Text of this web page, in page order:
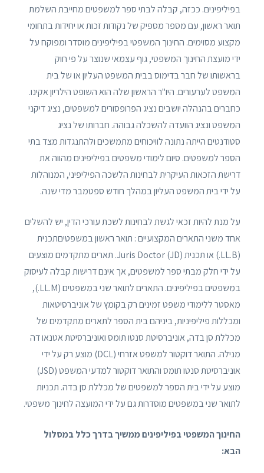
בפיליפינים. ככזה, קבלה לבתי ספר למשפטים מחייבת השלמת
תואר ראשון, עם מספר מספיק של נקודות זכות או יחידות בתחומי
מקצוע מסוימים. החינוך המשפטי בפיליפינים מוסדר ומפוקח על
ידי מועצת החינוך המשפטי, גוף עצמאי שנוצר על פי חוק
בראשותו של חבר בדימוס בבית המשפט העליון או של בית
המשפט לערעורים. היו"ר הראשון שלה הוא השופט הילריון אקינו.
כחברים בהנהלה יושבים נציג הפרופסורים למשפטים, נציג דיקני
המשפט ונציג הוועדה להשכלה גבוהה. חברותו של נציג
סטודנטים הייתה נתונה לוויכוחים מתמשכים ולהתנגדות מצד בתי
הספר למשפטים. סיום לימודי משפטים בפיליפינים מהווה את
דרישת הזכאות העיקרית לבחינות הלשכה הפיליפיני, המנוהלות
על ידי בית המשפט העליון במהלך חודש ספטמבר מדי שנה.
על מנת להיות זכאי לגשת לבחינות לשכת עורכי הדין, יש להשלים
אחד משני התארים המקצועיים : תואר ראשון במשפטיםתכנית
(LL.B.) או תכנית Juris Doctor (JD). תארים מתקדמים מוצעים
על ידי חלק מבתי ספר למשפטים, אך אינם דרישות קבלה לעיסוק
במשפטים בפיליפינים. התארים לתואר שני במשפטים (LL.M.),
מאסטר ללימודי משפט זמינים רק בקומץ של אוניברסיטאות
ומכללות פיליפיניות, ביניהם בית הספר לתארים מתקדמים של
מכללת סן בדה, אוניברסיטת סנטו תומס ואוניברסיטת אטנאו דה
מנילה. התואר דוקטור למשפט אזרחי (DCL) מוצע רק על ידי
אוניברסיטת סנטו תומס והתואר דוקטור למדעי המשפט (JSD)
מוצע על ידי בית הספר למשפטים של מכללת סן בדה. תכניות
לתואר שני במשפטים מוסדרות גם על ידי המועצה לחינוך משפטי.
החינוך המשפטי בפיליפינים ממשיך בדרך כלל במסלול
הבא: